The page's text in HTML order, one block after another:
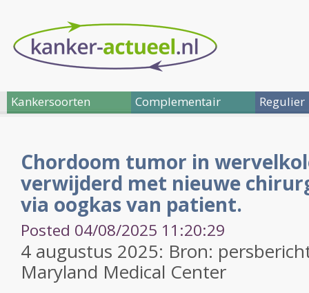
Kankersoorten Complementair Regulier
Chordoom tumor in
verwijderd met nieuwe
via oogkas van patient.
Posted 04/08/2025 11:20:29
4 augustus 2025: Bron:
Maryland Medical Center